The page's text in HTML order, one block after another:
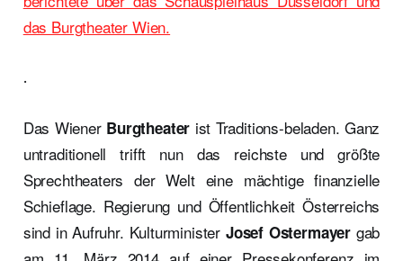
das Burgtheater Wien.
.
Das Wiener Burgtheater ist Traditions-beladen. Ganz
untraditionell trifft nun das reichste und größte
Sprechtheaters der Welt eine mächtige finanzielle
Schieflage. Regierung und Öffentlichkeit Österreichs
sind in Aufruhr. Kulturminister Josef Ostermayer gab